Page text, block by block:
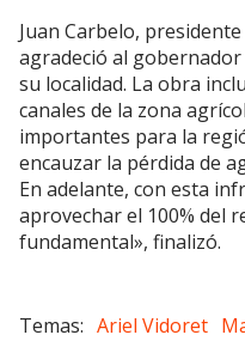
Juan Carbelo,
agradeció al
su localidad. La obra
canales de la zona
importantes para la
encauzar la pérdida de
En adelante, con esta
aprovechar el 100% del
fundamental», finalizó.
Ariel Vidoret